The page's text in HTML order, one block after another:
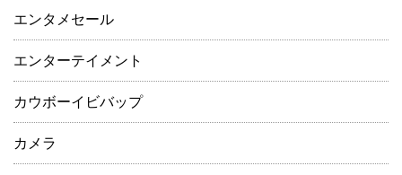
エンタメセール
エンターテイメント
カウボーイビバップ
カメラ